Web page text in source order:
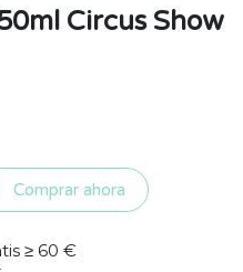
Circus Show
Comprar ahora
≥ 60 €